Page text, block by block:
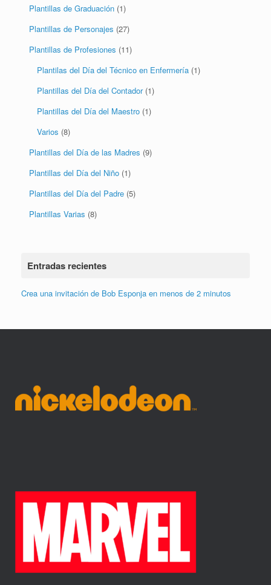
Plantillas de Graduación (1)
Plantillas de Personajes (27)
Plantillas de Profesiones (11)
Plantilas del Día del Técnico en Enfermería (1)
Plantillas del Día del Contador (1)
Plantillas del Día del Maestro (1)
Varios (8)
Plantillas del Día de las Madres (9)
Plantillas del Día del Niño (1)
Plantillas del Día del Padre (5)
Plantillas Varias (8)
Entradas recientes
Crea una invitación de Bob Esponja en menos de 2 minutos